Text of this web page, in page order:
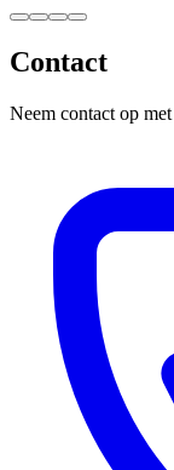
Contact
Neem contact op